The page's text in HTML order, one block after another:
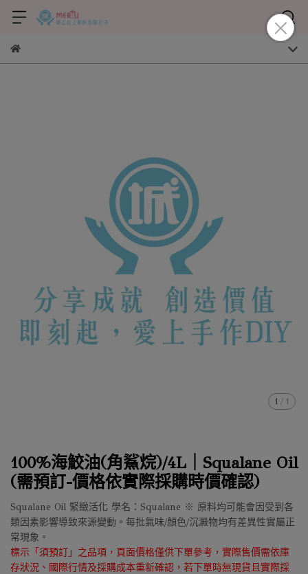
1 / 1
100%海鮫油(角鯊烷)/4L｜Squalane Oil
(需預訂-價格依實際採購時價確認)
Squalane Oil 緊緻活化 學名：Squalane ※ 原料均可能會因受到各
類因素影響導致來源變動。每批氣味/顏色/沉澱物均有差異性實屬正
常現象。
標示「須預訂」之品項，頁面價格僅供下單參考，實際售價需依庫
存狀況、國際行情及採購成本重新確認，若下單時無現貨且實際採